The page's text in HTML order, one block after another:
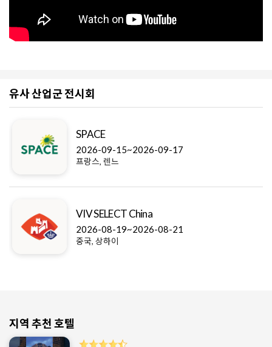
유사 산업군 전시회
SPACE
2026-09-15~2026-09-17
프랑스, 렌느
VIV SELECT China
2026-08-19~2026-08-21
중국, 상하이
지역 추천 호텔